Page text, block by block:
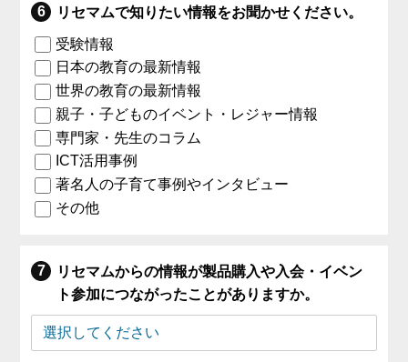
リセマムで知りたい情報をお聞かせください。
受験情報
日本の教育の最新情報
世界の教育の最新情報
親子・子どものイベント・レジャー情報
専門家・先生のコラム
ICT活用事例
著名人の子育て事例やインタビュー
その他
リセマムからの情報が製品購入や入会・イベン
ト参加につながったことがありますか。